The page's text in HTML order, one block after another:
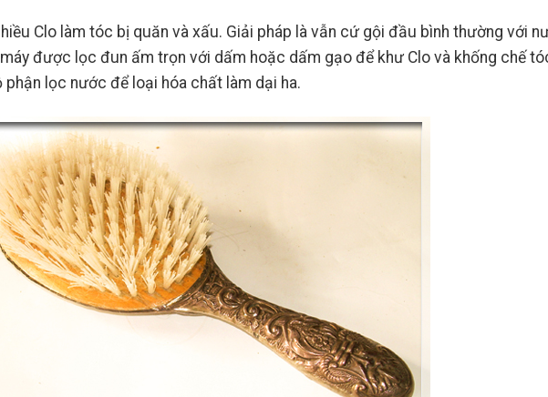
Clo làm tóc bị quăn và xấu. Giải pháp là vẫn cứ gội đầu bình thường với
được lọc đun ấm trọn với dấm hoặc dấm gạo để khư Clo và khống chế
lọc nước để loại hóa chất làm dại ha.